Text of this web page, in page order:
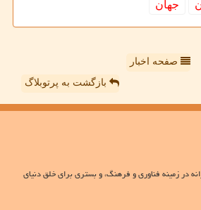
جهان
صفحه اخبار
بازگشت به پرتوبلاگ
در زمینه فناوری و فرهنگ، و بستری برای خلق دنیای